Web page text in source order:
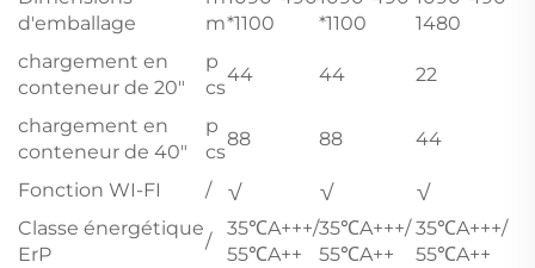
d'emballage
m*1100
*1100
1480
chargement en
conteneur de 20"
p
cs
44 44 22
chargement en
conteneur de 40"
p
cs
88 88 44
Fonction WI-FI / √ √
√
Classe énergétique
ErP
/
35℃A+++/
55℃A++
35℃A+++/
55℃A++
35℃A+++/
55℃A++